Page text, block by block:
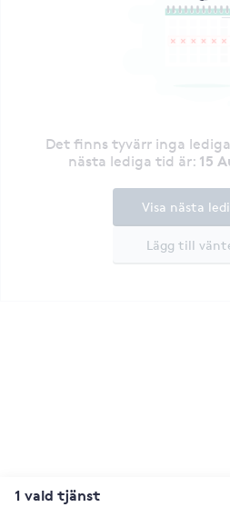
Det finns tyvärr inga
nästa lediga tid är: 15
Lägg till
Visa nästa
1 vald tjänst